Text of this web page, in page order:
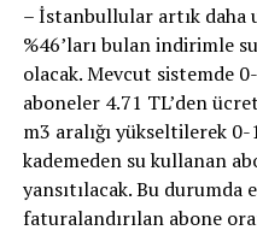
– İstanbullular artık daha
%46’ları bulan indirimle
olacak. Mevcut sistemde
aboneler 4.71 TL’den
m3 aralığı yükseltilerek 0-
kademeden su kullanan
yansıtılacak. Bu durumda
faturalandırılan abone